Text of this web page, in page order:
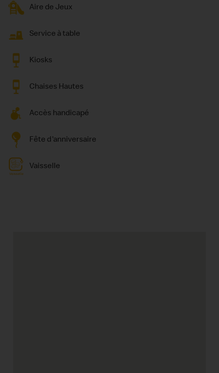
Aire de Jeux
Service à table
Kiosks
Chaises Hautes
Accès handicapé
Fête d'anniversaire
Vaisselle